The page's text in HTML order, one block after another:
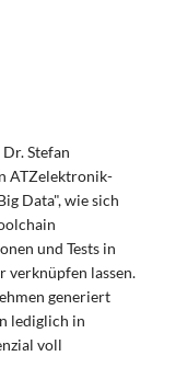
Stefan
ATZelektronik-
Data", wie sich
und Tests in
verknüpfen lassen.
generiert
lediglich in
voll